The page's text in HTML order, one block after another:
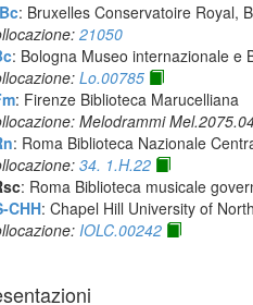
: Bruxelles Conservatoire Royal,
21050
: Bologna Museo internazionale e
Lo.00785
: Firenze Biblioteca Marucelliana
Melodrammi
: Roma Biblioteca Nazionale
34. 1.H.22
: Roma Biblioteca musicale
CHH: Chapel Hill University of
IOLC.00242